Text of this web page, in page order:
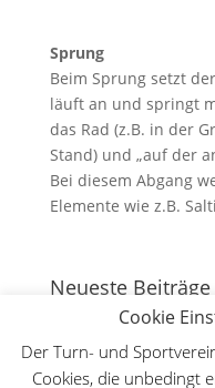
Sprung
Beim Sprung setzt
läuft an und springt
das Rad (z.B. in der
Stand) und „auf der
Bei diesem Abgang
Elemente wie z.B.
Neueste Beiträge
130 Jahre
August 2026
Deutsche
Cookie
Der Turn- und
Cookies, die unbedingt